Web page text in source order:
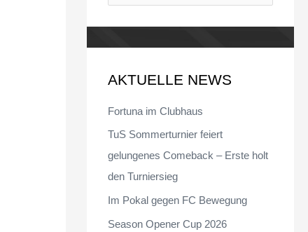
e
n
a
c
h
:
AKTUELLE NEWS
Fortuna im Clubhaus
TuS Sommerturnier feiert
gelungenes Comeback – Erste holt
den Turniersieg
Im Pokal gegen FC Bewegung
Season Opener Cup 2026